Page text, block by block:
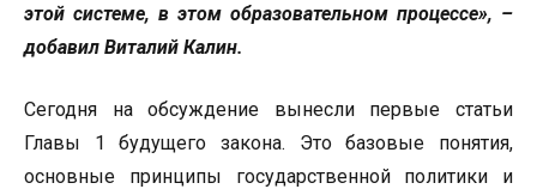
этой системе, в этом образовательном процессе», –
добавил Виталий Калин.
Сегодня на обсуждение вынесли первые статьи
Главы 1 будущего закона. Это базовые понятия,
основные принципы государственной политики и